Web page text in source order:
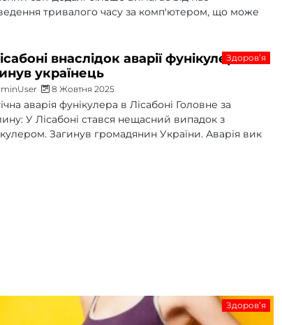
тривалого часу за комп'ютером, що може
Здоров’я
внаслідок аварії фунікулера
українець
8 Жовтня 2025
аварія фунікулера в Лісабоні Головне за
У Лісабоні стався нещасний випадок з
Загинув громадянин України. Аварія вик
Здоров’я